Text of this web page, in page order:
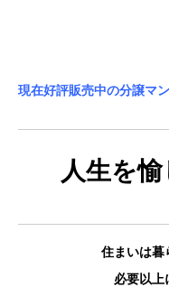
現在好評販売中の分譲マ
人生を
住まいは暮
必要以上